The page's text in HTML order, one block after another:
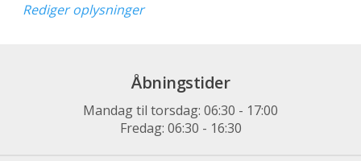
Rediger oplysninger
Åbningstider
Mandag til torsdag: 06:30 - 17:00
Fredag: 06:30 - 16:30